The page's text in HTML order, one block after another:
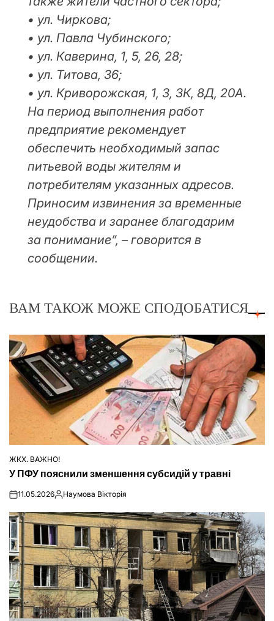
• ул. Чиркова;
• ул. Павла Чубинского;
• ул. Каверина, 1, 5, 26, 28;
• ул. Титова, 36;
• ул. Криворожская, 1, 3, 3К, 8Д, 20А.
На период выполнения работ
предприятие рекомендует
обеспечить необходимый запас
питьевой воды жителям и
потребителям указанных адресов.
Приносим извинения за временные
неудобства и заранее благодарим
за понимание”, – говорится в
сообщении.
ВАМ ТАКОЖ МОЖЕ СПОДОБАТИСЯ
ОПУБЛІКУВАТИ
У
ЖКХ. ВАЖНО!
У ПФУ пояснили зменшення субсидій у травні
on11.05.2026Опубліковано
Наумова Вікторія